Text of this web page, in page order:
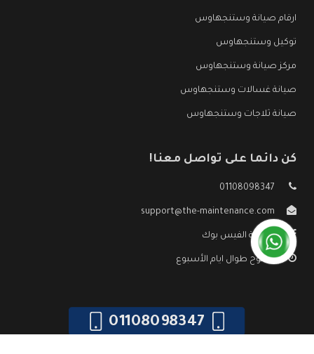
ارقام صيانة وستنجهاوس
توكيل وستنجهاوس
مركز صيانة وستنجهاوس
صيانة غسالات وستنجهاوس
صيانة ثلاجات وستنجهاوس
كن دائما على تواصل معنا!
01108098347
support@the-maintenance.com
صفحة الفيس بوك
مفتوح طوال ايام الأسبوع
01108098347